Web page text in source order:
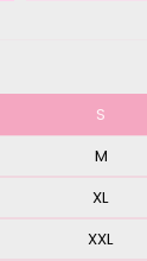
S
M
XL
XXL